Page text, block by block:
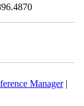
Manager